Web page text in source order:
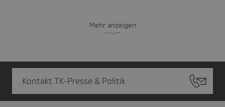
Mehr anzeigen
Kontakt TK-Presse & Politik